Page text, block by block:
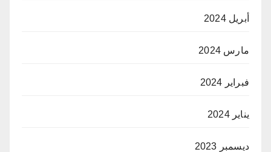
أبريل 2024
مارس 2024
فبراير 2024
يناير 2024
ديسمبر 2023